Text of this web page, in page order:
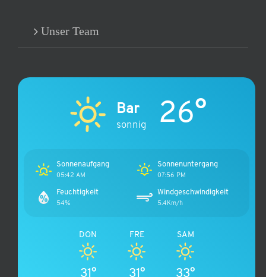
Unser Team
Bar
sonnig 26°
Sonnenaufgang
05:42 AM
Sonnenuntergang
07:56 PM
Feuchtigkeit
54%
Windgeschwindigkeit
5.4Km/h
DON
31°
FRE
31°
SAM
33°